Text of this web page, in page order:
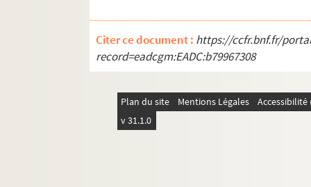
Citer ce document : https://ccfr.bnf.fr/
record=eadcgm:EADC:b79967308
Plan du site Mentions Légales
v 31.1.0